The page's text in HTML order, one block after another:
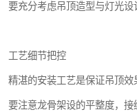
要充分考虑吊顶造型与灯光设
工艺细节把控
精湛的安装工艺是保证吊顶效
要注意龙骨架设的平整度，